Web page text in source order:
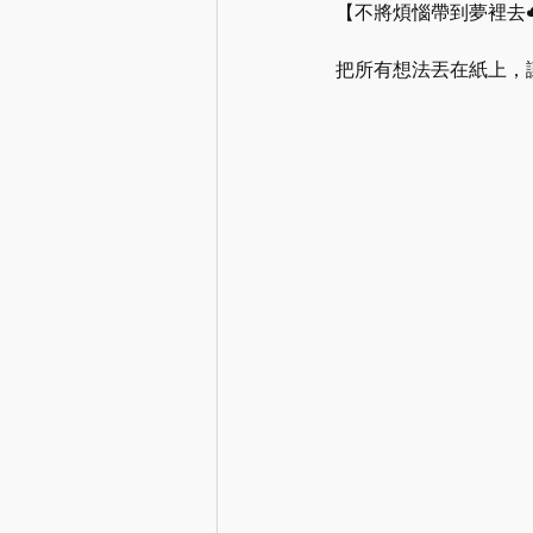
【不將煩惱帶到夢裡去
把所有想法丟在紙上，